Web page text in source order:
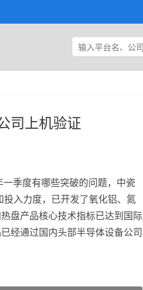
司上机验证
季度有哪些突破的问题，中瓷
入力度，已开发了氧化铝、氮
盘产品核心技术指标已达到国际
经通过国内头部半导体设备公司